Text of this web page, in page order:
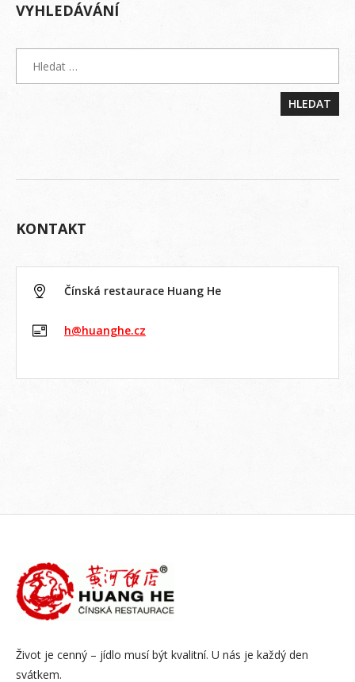
VYHLEDÁVÁNÍ
KONTAKT
Čínská restaurace Huang He
h@huanghe.cz
Život je cenný – jídlo musí být kvalitní. U nás je každý den
svátkem.